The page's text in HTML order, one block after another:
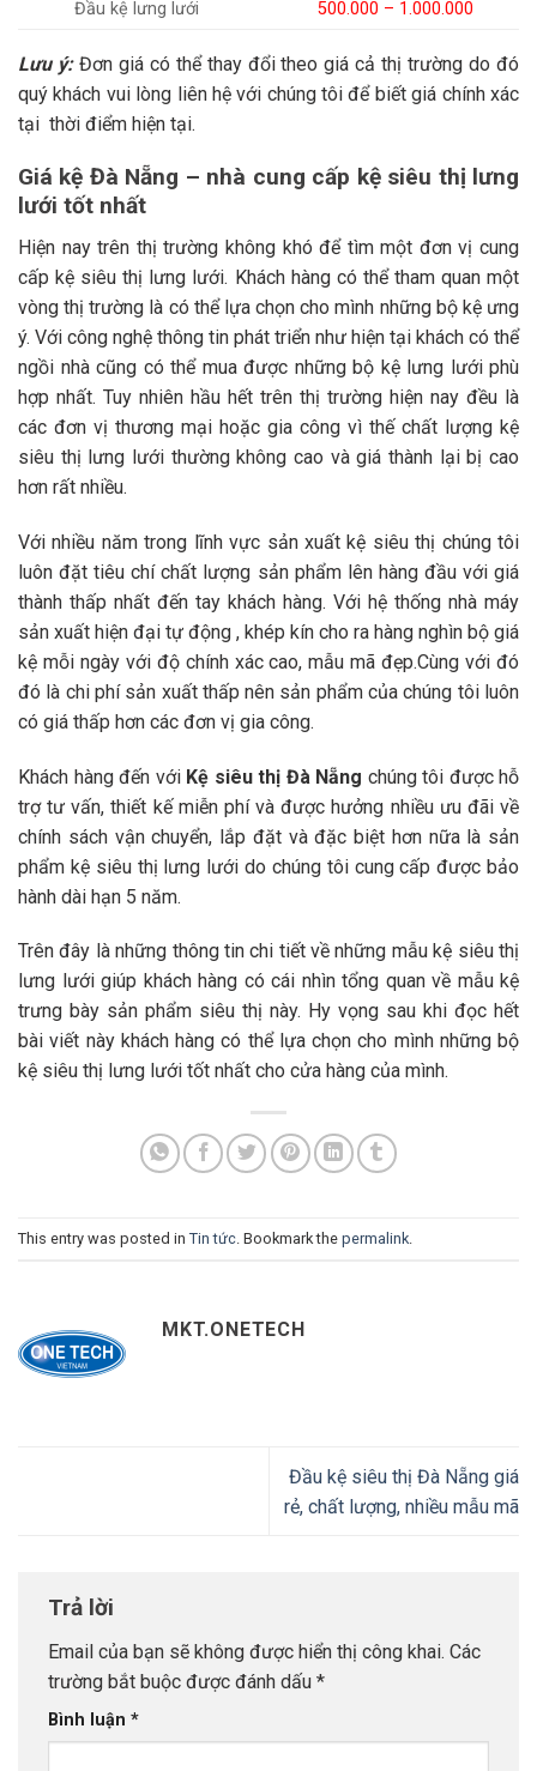
Đầu kệ lưng lưới 500.000 – 1.000.000
Lưu ý: Đơn giá có thể thay đổi theo giá cả thị trường do đó
quý khách vui lòng liên hệ với chúng tôi để biết giá chính xác
tại thời điểm hiện tại.
Giá kệ Đà Nẵng – nhà cung cấp kệ siêu thị lưng
lưới tốt nhất
Hiện nay trên thị trường không khó để tìm một đơn vị cung
cấp kệ siêu thị lưng lưới. Khách hàng có thể tham quan một
vòng thị trường là có thể lựa chọn cho mình những bộ kệ ưng
ý. Với công nghệ thông tin phát triển như hiện tại khách có thể
ngồi nhà cũng có thể mua được những bộ kệ lưng lưới phù
hợp nhất. Tuy nhiên hầu hết trên thị trường hiện nay đều là
các đơn vị thương mại hoặc gia công vì thế chất lượng kệ
siêu thị lưng lưới thường không cao và giá thành lại bị cao
hơn rất nhiều.
Với nhiều năm trong lĩnh vực sản xuất kệ siêu thị chúng tôi
luôn đặt tiêu chí chất lượng sản phẩm lên hàng đầu với giá
thành thấp nhất đến tay khách hàng. Với hệ thống nhà máy
sản xuất hiện đại tự động , khép kín cho ra hàng nghìn bộ giá
kệ mỗi ngày với độ chính xác cao, mẫu mã đẹp.Cùng với đó
đó là chi phí sản xuất thấp nên sản phẩm của chúng tôi luôn
có giá thấp hơn các đơn vị gia công.
Khách hàng đến với Kệ siêu thị Đà Nẵng chúng tôi được hỗ
trợ tư vấn, thiết kế miễn phí và được hưởng nhiều ưu đãi về
chính sách vận chuyển, lắp đặt và đặc biệt hơn nữa là sản
phẩm kệ siêu thị lưng lưới do chúng tôi cung cấp được bảo
hành dài hạn 5 năm.
Trên đây là những thông tin chi tiết về những mẫu kệ siêu thị
lưng lưới giúp khách hàng có cái nhìn tổng quan về mẫu kệ
trưng bày sản phẩm siêu thị này. Hy vọng sau khi đọc hết
bài viết này khách hàng có thể lựa chọn cho mình những bộ
kệ siêu thị lưng lưới tốt nhất cho cửa hàng của mình.
This entry was posted in Tin tức . Bookmark the permalink
MKT.ONETECH
Đầu kệ siêu thị Đà Nẵng giá
rẻ, chất lượng, nhiều mẫu mã
Trả lời
Email của bạn sẽ không được hiển thị công khai. Các
trường bắt buộc được đánh dấu *
Bình luận *